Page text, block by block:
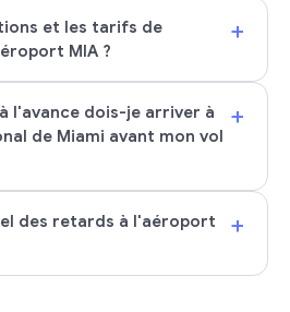
et les tarifs de
MIA ?
+
l'avance dois-je arriver à
de Miami avant mon vol
+
des retards à l'aéroport
+